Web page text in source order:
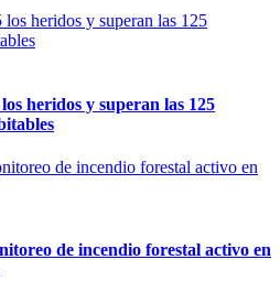
heridos y superan las 125
de incendio forestal activo en